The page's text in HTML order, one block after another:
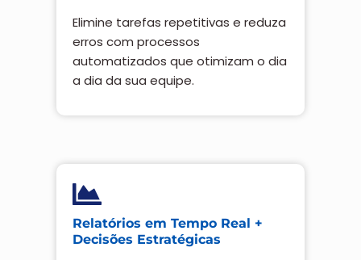
Elimine tarefas repetitivas e reduza
erros com processos
automatizados que otimizam o dia
a dia da sua equipe.
Relatórios em Tempo Real +
Decisões Estratégicas